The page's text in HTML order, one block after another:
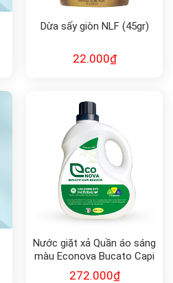
Dừa sấy giòn NLF (45gr)
22.000₫
Nước giặt xả Quần áo sáng
màu Econova Bucato Capi
Bianchi
272.000₫